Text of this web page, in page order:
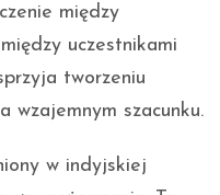
między
uczestnikami
tworzeniu
wzajemnym szacunku.
w indyjskiej